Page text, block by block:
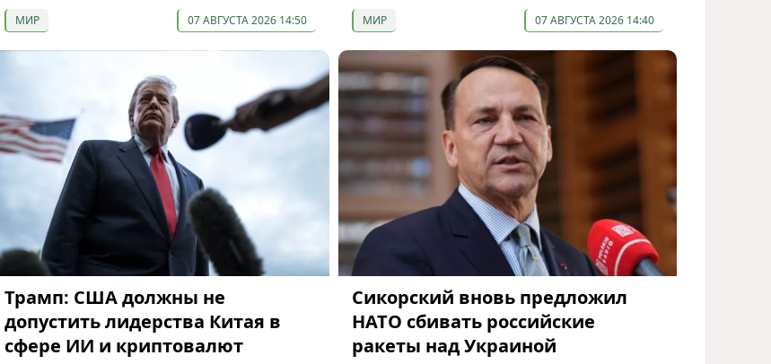
МИР 07 АВГУСТА 2026 14:50 МИР 07 АВГУСТА 2026 14:40
Трамп: США должны не
допустить лидерства Китая в
сфере ИИ и криптовалют
Сикорский вновь предложил
НАТО сбивать российские
ракеты над Украиной